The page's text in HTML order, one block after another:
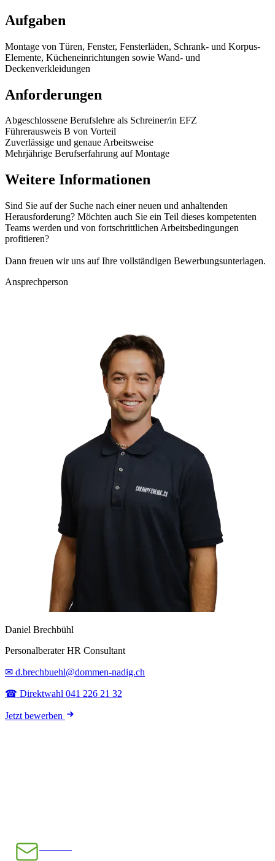
Aufgaben
Montage von Türen, Fenster, Fensterläden, Schrank- und Korpus-
Elemente, Kücheneinrichtungen sowie Wand- und
Deckenverkleidungen
Anforderungen
Abgeschlossene Berufslehre als Schreiner/in EFZ
Führerausweis B von Vorteil
Zuverlässige und genaue Arbeitsweise
Mehrjährige Berufserfahrung auf Montage
Weitere Informationen
Sind Sie auf der Suche nach einer neuen und anhaltenden
Herausforderung? Möchten auch Sie ein Teil dieses kompetenten
Teams werden und von fortschrittlichen Arbeitsbedingungen
profitieren?
Dann freuen wir uns auf Ihre vollständigen Bewerbungsunterlagen.
Ansprechperson
Daniel Brechbühl
Personalberater HR Consultant
✉ d.brechbuehl@dommen-nadig.ch
☎ Direktwahl 041 226 21 32
Jetzt bewerben